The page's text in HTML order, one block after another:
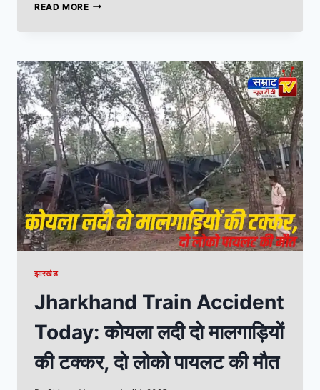
READ MORE
झारखंड
Jharkhand Train Accident
Today: कोयला लदी दो मालगाड़ियों
की टक्कर, दो लोको पायलट की मौत